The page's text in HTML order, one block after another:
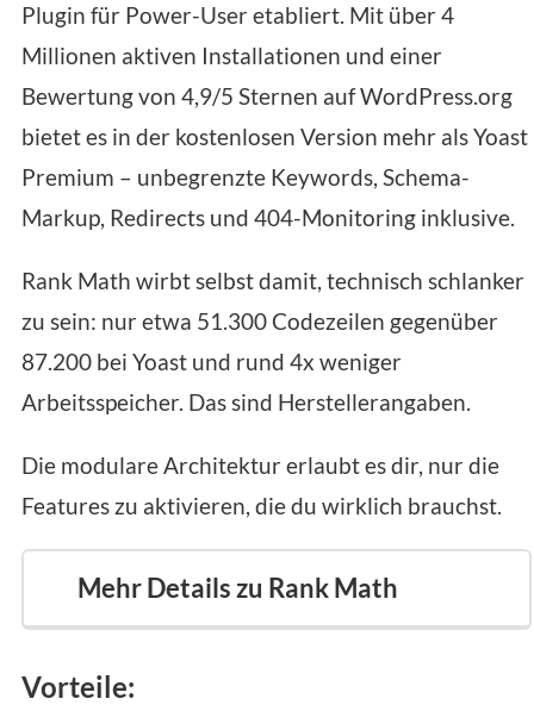
Plugin für Power-User etabliert. Mit über 4
Millionen aktiven Installationen und einer
Bewertung von 4,9/5 Sternen auf WordPress.org
bietet es in der kostenlosen Version mehr als Yoast
Premium – unbegrenzte Keywords, Schema-
Markup, Redirects und 404-Monitoring inklusive.
Rank Math wirbt selbst damit, technisch schlanker
zu sein: nur etwa 51.300 Codezeilen gegenüber
87.200 bei Yoast und rund 4x weniger
Arbeitsspeicher. Das sind Herstellerangaben.
Die modulare Architektur erlaubt es dir, nur die
Features zu aktivieren, die du wirklich brauchst.
Mehr Details zu Rank Math
Vorteile: